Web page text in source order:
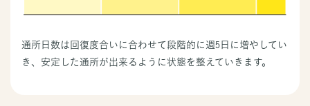
通所日数は回復度合いに合わせて段階的に週5日に増やしてい
き、安定した通所が出来るように状態を整えていきます。